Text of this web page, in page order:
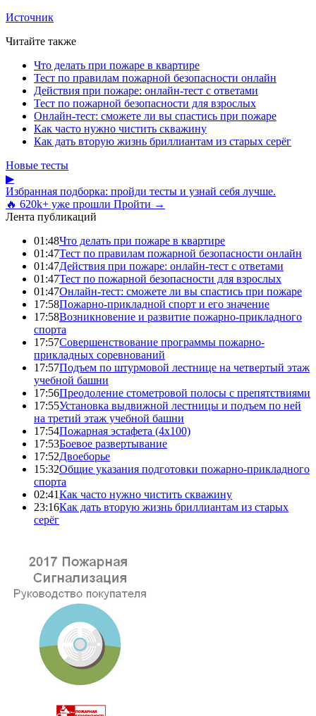
Источник
Читайте также
Что делать при пожаре в квартире
Тест по правилам пожарной безопасности онлайн
Действия при пожаре: онлайн-тест с ответами
Тест по пожарной безопасности для взрослых
Онлайн-тест: сможете ли вы спастись при пожаре
Как часто нужно чистить скважину
Как дать вторую жизнь бриллиантам из старых серёг
Новые тесты
▶
Избранная подборка: пройди тесты и узнай себя лучше.
🔥 620k+ уже прошли Пройти →
Лента публикаций
01:48Что делать при пожаре в квартире
01:47Тест по правилам пожарной безопасности онлайн
01:47Действия при пожаре: онлайн-тест с ответами
01:47Тест по пожарной безопасности для взрослых
01:47Онлайн-тест: сможете ли вы спастись при пожаре
17:58Пожарно-прикладной спорт и его значение
17:58Возникновение и развитие пожарно-прикладного
спорта
17:57Совершенствование программы пожарно-
прикладных соревнований
17:57Подъем по штурмовой лестнице на четвертый этаж
учебной башни
17:56Преодоление стометровой полосы с препятствиями
17:55Установка выдвижной лестницы и подъем по ней
на третий этаж учебной башни
17:54Пожарная эстафета (4x100)
17:53Боевое развертывание
17:52Двоеборье
15:32Общие указания подготовки пожарно-прикладного
спорта
02:41Как часто нужно чистить скважину
23:16Как дать вторую жизнь бриллиантам из старых
серёг